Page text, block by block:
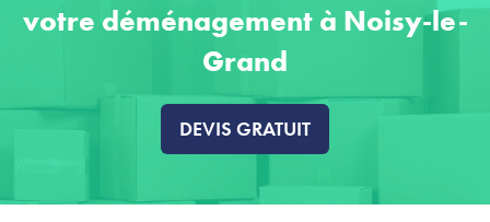
votre déménagement à Noisy-le-
Grand
DEVIS GRATUIT